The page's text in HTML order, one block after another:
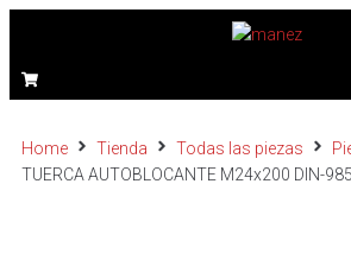
Home Tienda Todas las piezas
TUERCA AUTOBLOCANTE M24x200 DIN-